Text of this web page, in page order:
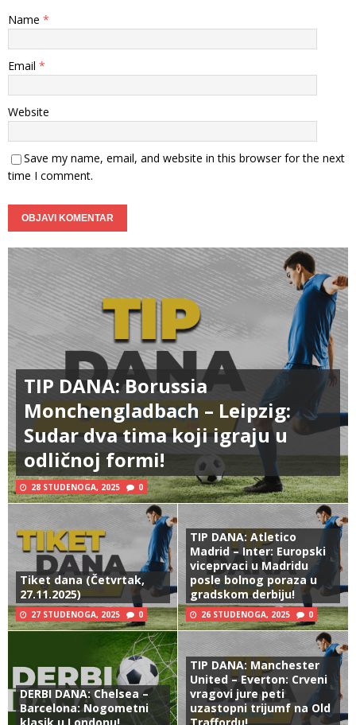
Name *
Email *
Website
Save my name, email, and website in this browser for the next
time I comment.
TIP DANA: Borussia
Monchengladbach – Leipzig:
Sudar dva tima koji igraju u
odličnoj formi!
28 STUDENOGA, 2025 0
Tiket dana (Četvrtak,
27.11.2025)
27 STUDENOGA, 2025 0
TIP DANA: Atletico
Madrid – Inter: Europski
viceprvaci u Madridu
posle bolnog poraza u
gradskom derbiju!
26 STUDENOGA, 2025 0
DERBI DANA: Chelsea –
Barcelona: Nogometni
TIP DANA: Manchester
United – Everton: Crveni
vragovi jure peti
uzastopni trijumf na Old